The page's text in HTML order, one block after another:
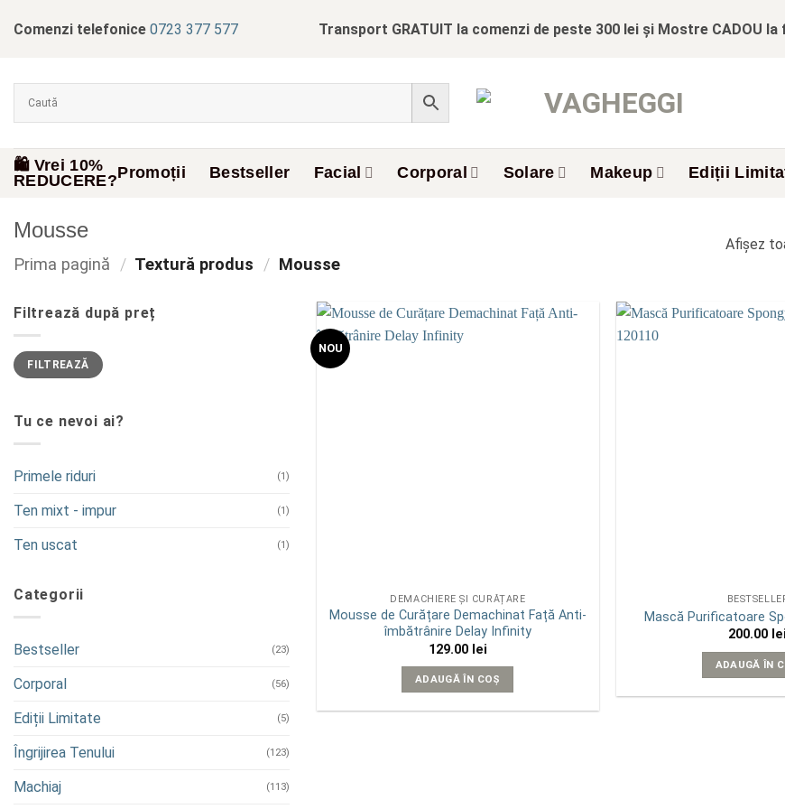
Comenzi telefonice 0723 377 577 Transport GRATUIT la comenzi de peste 300 lei și Mostre CADOU la
🛍️ Vrei 10%
REDUCERE?Promoții Bestseller Facial Corporal Solare Makeup Ediții
Mousse
Prima pagină / Textură produs / Mousse
Afișez
Filtrează după preț
Preț
minim
Preț
maxim
FILTREAZĂ
Tu ce nevoi ai?
Primele riduri (1)
Ten mixt - impur (1)
Ten uscat (1)
Categorii
Bestseller (23)
Corporal (56)
Ediții Limitate (5)
Îngrijirea Tenului (123)
Machiaj (113)
NOU
DEMACHIERE ȘI CURĂȚARE
Mousse de Curățare Demachinat Față Anti-
îmbătrânire Delay Infinity
129.00 lei
ADAUGĂ ÎN COȘ
Mască Purificatoare
200.00 lei
ADAUGĂ ÎN